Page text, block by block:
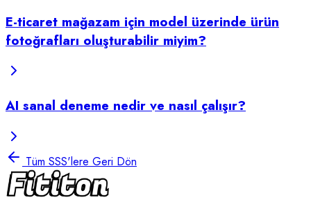
E-ticaret mağazam için model üzerinde ürün
fotoğrafları oluşturabilir miyim?
AI sanal deneme nedir ve nasıl çalışır?
Tüm SSS'lere Geri Dön